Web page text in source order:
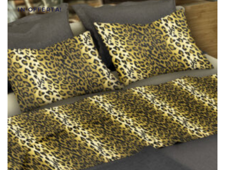
IN OFFERTA!